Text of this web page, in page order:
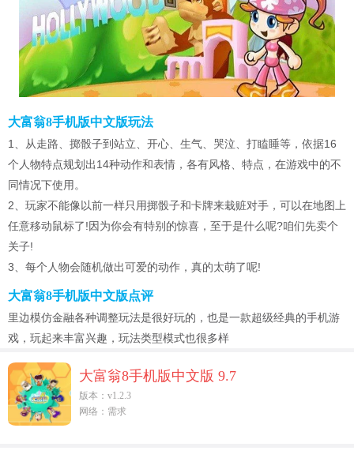
大富翁8手机版中文版玩法
1、从走路、掷骰子到站立、开心、生气、哭泣、打瞌睡等，依据16
个人物特点规划出14种动作和表情，各有风格、特点，在游戏中的不
同情况下使用。
2、玩家不能像以前一样只用掷骰子和卡牌来栽赃对手，可以在地图上
任意移动鼠标了!因为你会有特别的惊喜，至于是什么呢?咱们先卖个
关子!
3、每个人物会随机做出可爱的动作，真的太萌了呢!
大富翁8手机版中文版点评
里边模仿金融各种调整玩法是很好玩的，也是一款超级经典的手机游
戏，玩起来丰富兴趣，玩法类型模式也很多样
大富翁8手机版中文版 9.7
版本：v1.2.3
网络：需求